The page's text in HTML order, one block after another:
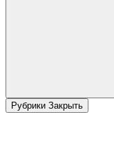
Рубрики Закрыть